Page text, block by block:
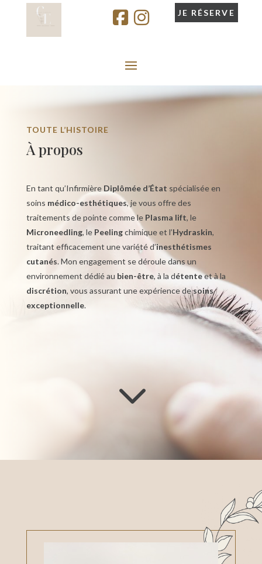
JE RÉSERVE
TOUTE L’HISTOIRE
À propos
En tant qu’Infirmière Diplômée d’État spécialisée en
soins médico-esthétiques, je vous offre des
traitements de pointe comme lePlasma lift, le
Microneedling, le Peelingchimique et l’Hydraskin,
traitant efficacement une variété d’inesthétismes
cutanés. Mon engagement se déroule dans un
environnement dédié au bien-être, à la détenteet à la
discrétion, vous assurant une expérience desoins
exceptionnelle.
3